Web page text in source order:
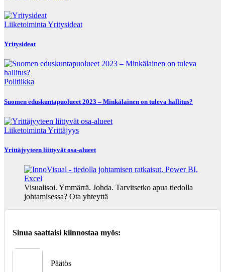
Liiketoiminta Yritysideat
Yritysideat
Politiikka
Suomen eduskuntapuolueet 2023 – Minkälainen on tuleva hallitus?
Liiketoiminta Yrittäjyys
Yrittäjyyteen liittyvät osa-alueet
Visualisoi. Ymmärrä. Johda. Tarvitsetko apua tiedolla
johtamisessa? Ota yhteyttä
Sinua saattaisi kiinnostaa myös:
Päätös